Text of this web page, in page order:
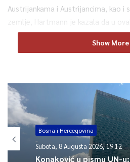
Austrijankama i Austrijancima, kao i
zemlje, Hartmann je kazala da u
međunarodnom planu, Austrija ne
pokazuje solidarnost „prvenstveno
– Posebno nam je važna politička
Hercegovine kao snažnog partnera
između ostalog tokom dužeg
Zahvalila je svim koleginicama i
kontinuiranu saradnju te nazdravila
Show More
Bosna i Hercegovina
Subota, 8 Augusta 2026, 19:12
Konaković u pismu UN-